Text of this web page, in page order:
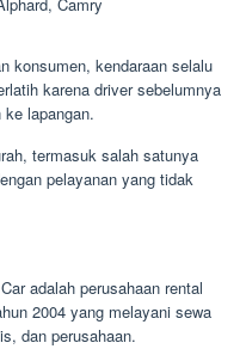
konsumen, kendaraan selalu
karena driver sebelumnya
lapangan.
termasuk salah satunya
pelayanan yang tidak
adalah perusahaan rental
2004 yang melayani sewa
dan perusahaan.